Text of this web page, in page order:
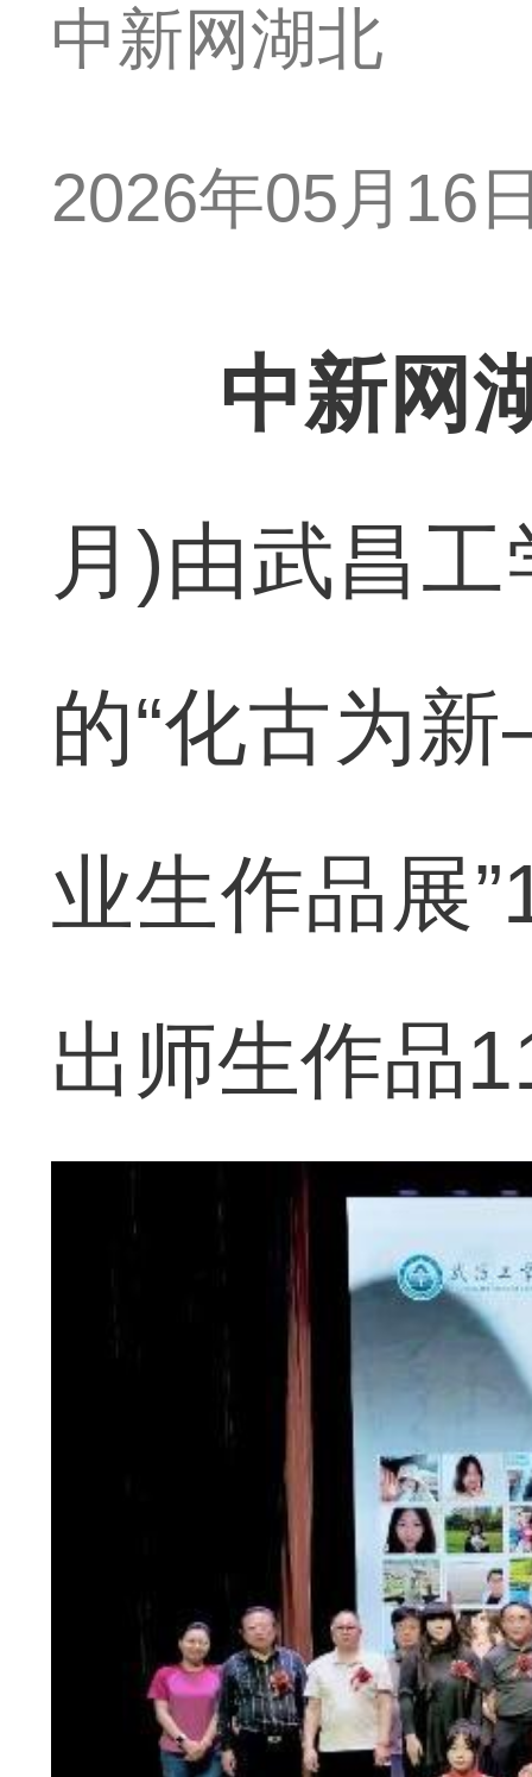
中新网湖北
2026年05月16
中新网
月)由武昌
的“化古为
业生作品展
出师生作品